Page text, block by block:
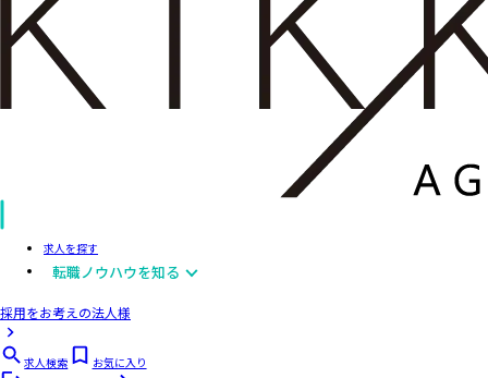
求人を探す
転職ノウハウを知る
採用をお考えの法人様
求人検索
お気に入り